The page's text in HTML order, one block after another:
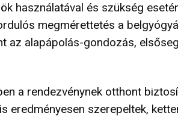
használatával és szükség
megmérettetés a
az alapápolás-gondozás,
a rendezvénynek otthont
eredményesen szerepeltek,